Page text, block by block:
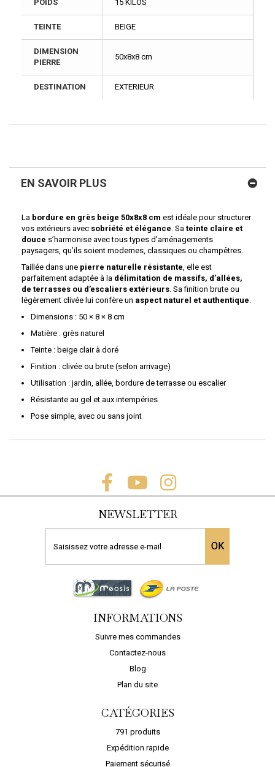
POIDS 15 KILOS
TEINTE BEIGE
DIMENSION
PIERRE
50x8x8 cm
DESTINATION EXTERIEUR
EN SAVOIR PLUS
La bordure en grès beige 50x8x8 cm est idéale pour structurer
vos extérieurs avec sobriété et élégance. Sa teinte claire et
douce s’harmonise avec tous types d’aménagements
paysagers, qu’ils soient modernes, classiques ou champêtres.
Taillée dans une pierre naturelle résistante, elle est
parfaitement adaptée à la délimitation de massifs, d’allées,
de terrasses ou d’escaliers extérieurs. Sa finition brute ou
légèrement clivée lui confère un aspect naturel et authentique.
Dimensions : 50 × 8 × 8 cm
Matière : grès naturel
Teinte : beige clair à doré
Finition : clivée ou brute (selon arrivage)
Utilisation : jardin, allée, bordure de terrasse ou escalier
Résistante au gel et aux intempéries
Pose simple, avec ou sans joint
NEWSLETTER
OK
INFORMATIONS
Suivre mes commandes
Contactez-nous
Blog
Plan du site
CATÉGORIES
791 produits
Expédition rapide
Paiement sécurisé